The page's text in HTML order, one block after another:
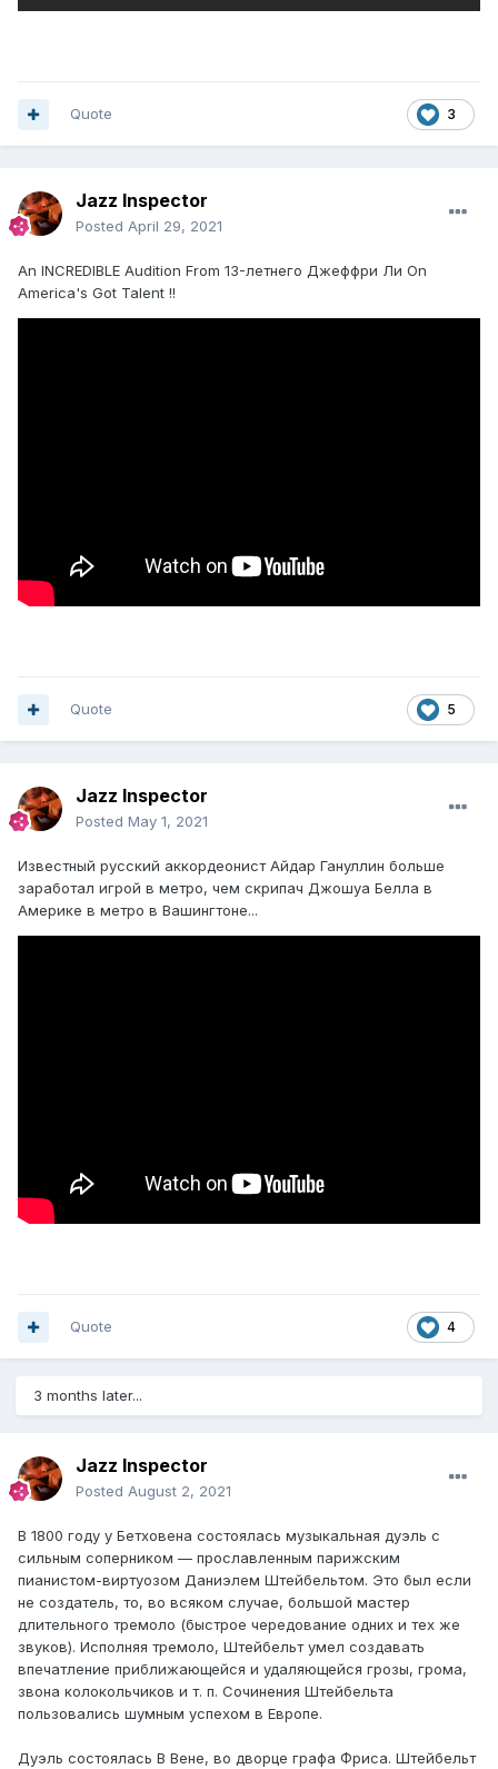
3
Quote
Jazz Inspector
Posted April 29, 2021
An INCREDIBLE Audition From 13-летнего Джеффри Ли On
America's Got Talent !!
5
Quote
Jazz Inspector
Posted May 1, 2021
Известный русский аккордеонист Айдар Гануллин больше
заработал игрой в метро, чем скрипач Джошуа Белла в
Америке в метро в Вашингтоне...
4
Quote
3 months later...
Jazz Inspector
Posted August 2, 2021
В 1800 году у Бетховена состоялась музыкальная дуэль с
сильным соперником — прославленным парижским
пианистом-виртуозом Даниэлем Штейбельтом. Это был если
не создатель, то, во всяком случае, большой мастер
длительного тремоло (быстрое чередование одних и тех же
звуков). Исполняя тремоло, Штейбельт умел создавать
впечатление приближающейся и удаляющейся грозы, грома,
звона колокольчиков и т. п. Сочинения Штейбельта
пользовались шумным успехом в Европе.
Дуэль состоялась В Вене, во дворце графа Фриса. Штейбельт